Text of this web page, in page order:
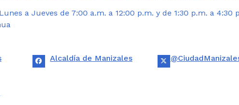
a Jueves de 7:00 a.m. a 12:00 p.m. y de 1:30 p.m. a 4:30
Alcaldía de Manizales